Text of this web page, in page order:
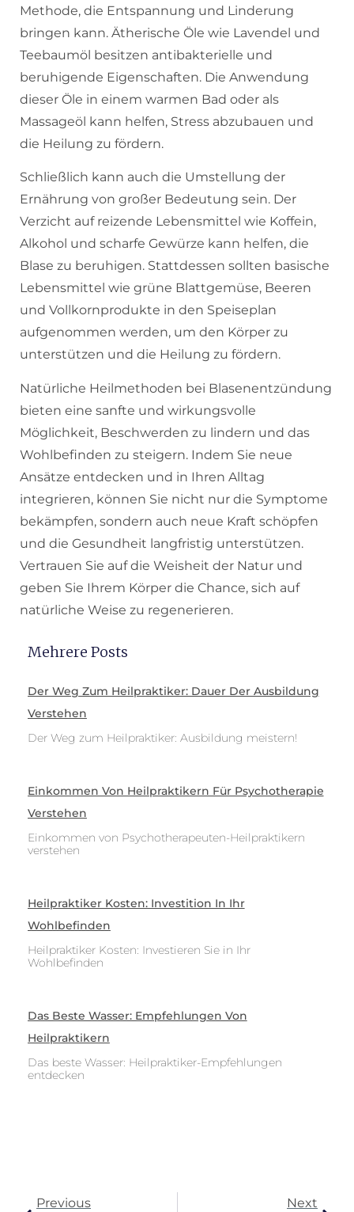
Methode, die Entspannung und Linderung
bringen kann. Ätherische Öle wie Lavendel und
Teebaumöl besitzen antibakterielle und
beruhigende Eigenschaften. Die Anwendung
dieser Öle in einem warmen Bad oder als
Massageöl kann helfen, Stress abzubauen und
die Heilung zu fördern.
Schließlich kann auch die Umstellung der
Ernährung von großer Bedeutung sein. Der
Verzicht auf reizende Lebensmittel wie Koffein,
Alkohol und scharfe Gewürze kann helfen, die
Blase zu beruhigen. Stattdessen sollten basische
Lebensmittel wie grüne Blattgemüse, Beeren
und Vollkornprodukte in den Speiseplan
aufgenommen werden, um den Körper zu
unterstützen und die Heilung zu fördern.
Natürliche Heilmethoden bei Blasenentzündung
bieten eine sanfte und wirkungsvolle
Möglichkeit, Beschwerden zu lindern und das
Wohlbefinden zu steigern. Indem Sie neue
Ansätze entdecken und in Ihren Alltag
integrieren, können Sie nicht nur die Symptome
bekämpfen, sondern auch neue Kraft schöpfen
und die Gesundheit langfristig unterstützen.
Vertrauen Sie auf die Weisheit der Natur und
geben Sie Ihrem Körper die Chance, sich auf
natürliche Weise zu regenerieren.
Mehrere Posts
Der Weg Zum Heilpraktiker: Dauer Der Ausbildung
Verstehen
Der Weg zum Heilpraktiker: Ausbildung meistern!
Einkommen Von Heilpraktikern Für Psychotherapie
Verstehen
Einkommen von Psychotherapeuten-Heilpraktikern
verstehen
Heilpraktiker Kosten: Investition In Ihr
Wohlbefinden
Heilpraktiker Kosten: Investieren Sie in Ihr
Wohlbefinden
Das Beste Wasser: Empfehlungen Von
Heilpraktikern
Das beste Wasser: Heilpraktiker-Empfehlungen
entdecken
Previous Next